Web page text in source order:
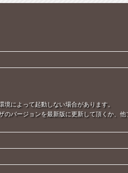
によって起動しない場合があります。
のバージョンを最新版に更新して頂くか、他